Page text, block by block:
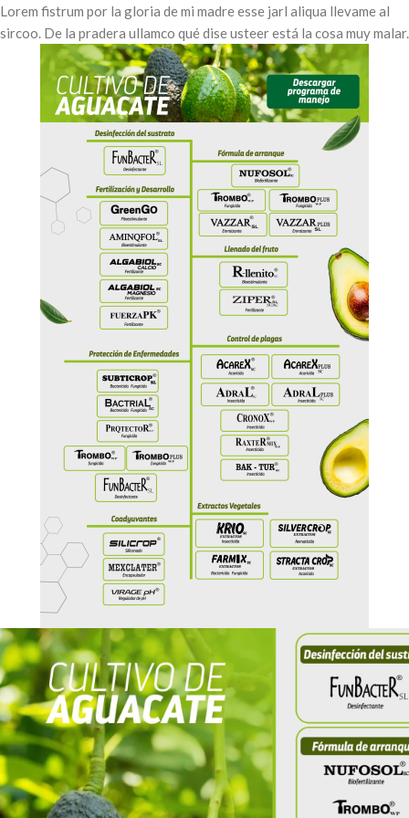
Lorem fistrum por la gloria de mi madre esse jarl aliqua llevame al
sircoo. De la pradera ullamco qué dise usteer está la cosa muy malar.